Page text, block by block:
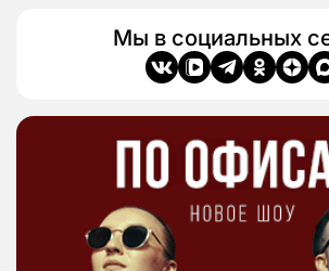
Мы в социальных